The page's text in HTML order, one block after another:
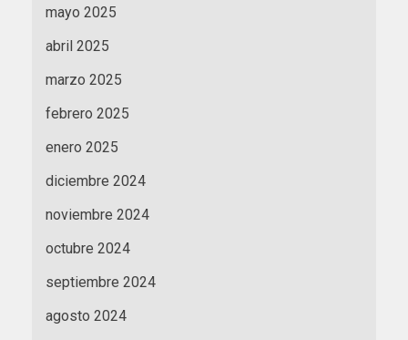
mayo 2025
abril 2025
marzo 2025
febrero 2025
enero 2025
diciembre 2024
noviembre 2024
octubre 2024
septiembre 2024
agosto 2024